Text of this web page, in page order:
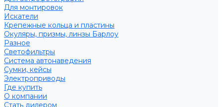
Для монтировок
Искатели
Крепежные кольца и пластины
Окуляры, призмы, линзы Барлоу
Разное
Светофильтры
Система автонаведения
Сумки, кейсы
Электроприводы
Где купить
О компании
Стать дилером